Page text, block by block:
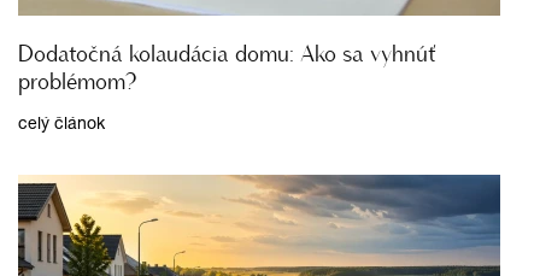
Dodatočná kolaudácia domu: Ako sa vyhnúť
problémom?
celý článok